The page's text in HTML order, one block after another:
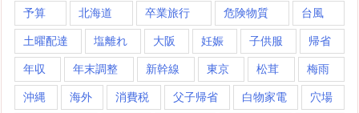
予算 北海道 卒業旅行 危険物質 台風
土曜配達 塩離れ 大阪 妊娠 子供服 帰省
年収 年末調整 新幹線 東京 松茸 梅雨
沖縄 海外 消費税 父子帰省 白物家電 穴場